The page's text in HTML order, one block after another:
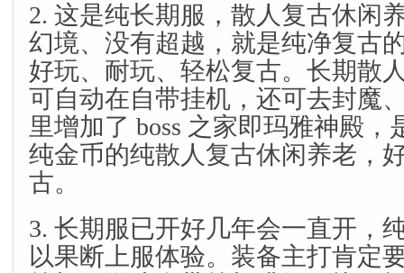
2. 这是纯长期服，散人复古休闲
幻境、没有超越，就是纯净复古
好玩、耐玩、轻松复古。长期散
可自动在自带挂机，还可去封魔
里增加了 boss 之家即玛雅神殿，
纯金币的纯散人复古休闲养老，
古。
3. 长期服已开好几年会一直开，
以果断上服体验。装备主打肯定